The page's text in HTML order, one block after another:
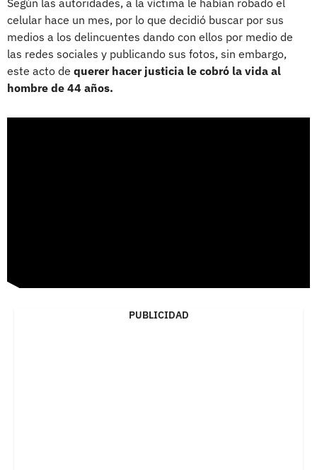
celular hace un mes, por lo que decidió buscar por sus
medios a los delincuentes dando con ellos por medio de
las redes sociales y publicando sus fotos, sin embargo,
este acto de querer hacer justicia le cobró la vida al
hombre de 44 años.
PUBLICIDAD